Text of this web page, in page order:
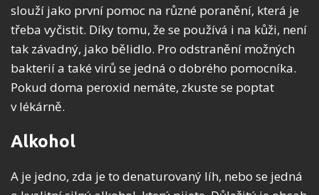
slouží jako první pomoc na různé poranění, která je
třeba vyčistit. Díky tomu, že se používá i na kůži, není
tak závadný, jako bělidlo. Pro odstranění možných
bakterií a také virů se jedná o dobrého pomocníka.
Pokud doma peroxid nemáte, zkuste se poptat
v lékárně.
Alkohol
A je jedno, zda je to denaturovaný líh, nebo se jedná